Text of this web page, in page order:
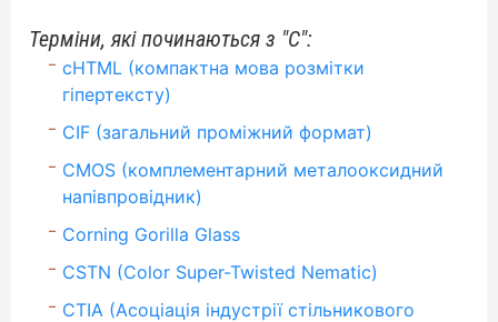
Терміни, які починаються з "C":
cHTML (компактна мова розмітки
гіпертексту)
CIF (загальний проміжний формат)
CMOS (комплементарний металооксидний
напівпровідник)
Corning Gorilla Glass
CSTN (Color Super-Twisted Nematic)
CTIA (Асоціація індустрії стільникового